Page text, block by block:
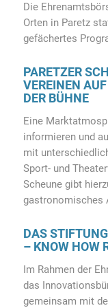
Die
Orten in Paretz
gefächertes
PARETZER
VEREINEN
DER BÜHNE
Eine
informieren und
mit
Sport- und
Scheune gibt
gastronomisches
DAS
– KNOW HOW
Im Rahmen der
das
gemeinsam mit